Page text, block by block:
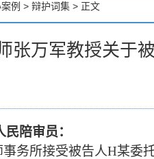
例 > 辩护词集 > 正文
张万军教授关于
民陪审员 ：
事务所接受被告人H某委托